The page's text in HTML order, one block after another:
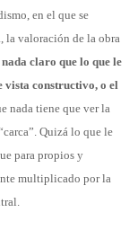
en el que se
la valoración de la obra
nada claro que lo que le
vista constructivo, o el
nada tiene que ver la
Quizá lo que le
para propios y
multiplicado por la